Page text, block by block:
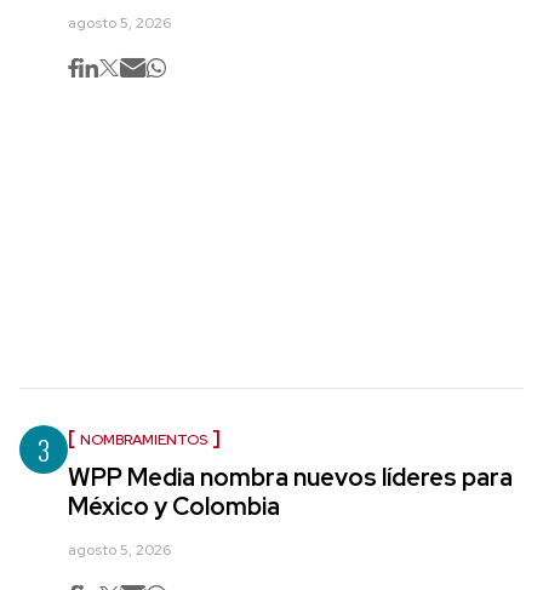
agosto 5, 2026
3 NOMBRAMIENTOS
WPP Media nombra nuevos líderes para
México y Colombia
agosto 5, 2026